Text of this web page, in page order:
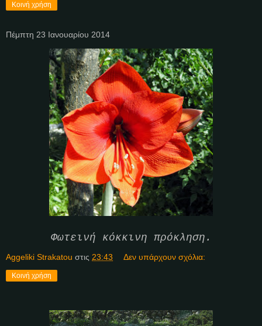
Κοινή χρήση
Πέμπτη 23 Ιανουαρίου 2014
Φωτεινή κόκκινη πρόκληση.
Aggeliki Strakatou στις 23:43 Δεν υπάρχουν σχόλια:
Κοινή χρήση